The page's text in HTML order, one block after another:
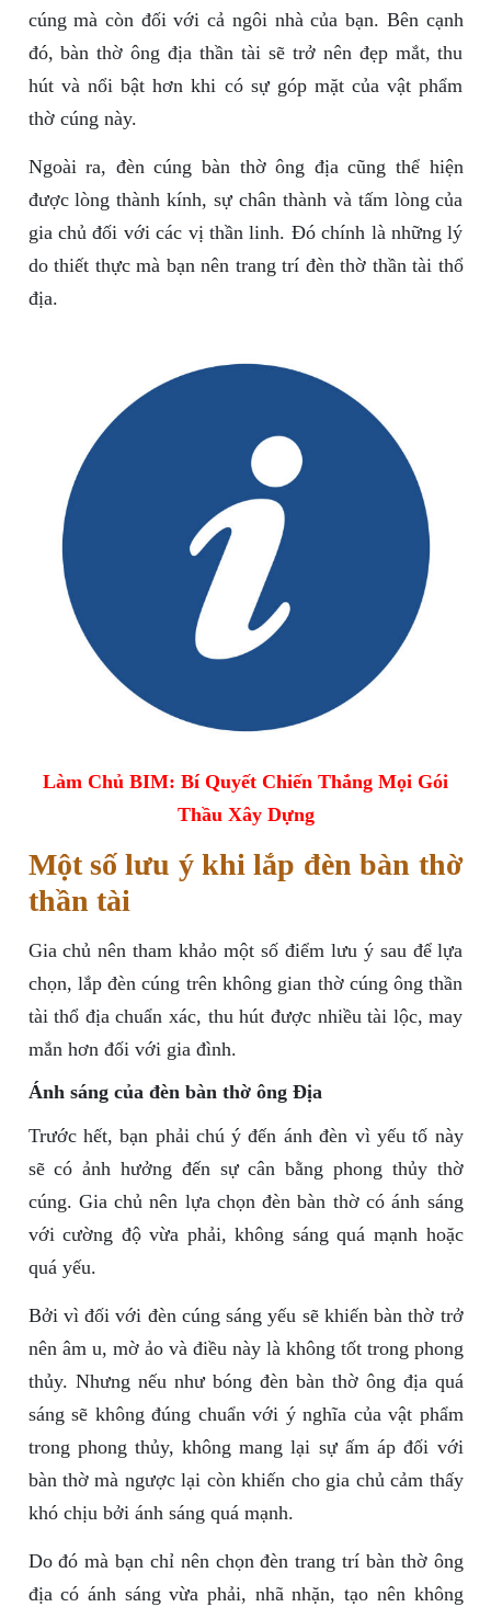
cúng mà còn đối với cả ngôi nhà của bạn. Bên cạnh
đó, bàn thờ ông địa thần tài sẽ trở nên đẹp mắt, thu
hút và nổi bật hơn khi có sự góp mặt của vật phẩm
thờ cúng này.
Ngoài ra, đèn cúng bàn thờ ông địa cũng thể hiện
được lòng thành kính, sự chân thành và tấm lòng của
gia chủ đối với các vị thần linh. Đó chính là những lý
do thiết thực mà bạn nên trang trí đèn thờ thần tài thổ
địa.
Làm Chủ BIM: Bí Quyết Chiến Thắng Mọi Gói
Thầu Xây Dựng
Một số lưu ý khi lắp đèn bàn thờ
thần tài
Gia chủ nên tham khảo một số điểm lưu ý sau để lựa
chọn, lắp đèn cúng trên không gian thờ cúng ông thần
tài thổ địa chuẩn xác, thu hút được nhiều tài lộc, may
mắn hơn đối với gia đình.
Ánh sáng của đèn bàn thờ ông Địa
Trước hết, bạn phải chú ý đến ánh đèn vì yếu tố này
sẽ có ảnh hưởng đến sự cân bằng phong thủy thờ
cúng. Gia chủ nên lựa chọn đèn bàn thờ có ánh sáng
với cường độ vừa phải, không sáng quá mạnh hoặc
quá yếu.
Bởi vì đối với đèn cúng sáng yếu sẽ khiến bàn thờ trở
nên âm u, mờ ảo và điều này là không tốt trong phong
thủy. Nhưng nếu như bóng đèn bàn thờ ông địa quá
sáng sẽ không đúng chuẩn với ý nghĩa của vật phẩm
trong phong thủy, không mang lại sự ấm áp đối với
bàn thờ mà ngược lại còn khiến cho gia chủ cảm thấy
khó chịu bởi ánh sáng quá mạnh.
Do đó mà bạn chỉ nên chọn đèn trang trí bàn thờ ông
địa có ánh sáng vừa phải, nhã nhặn, tạo nên không